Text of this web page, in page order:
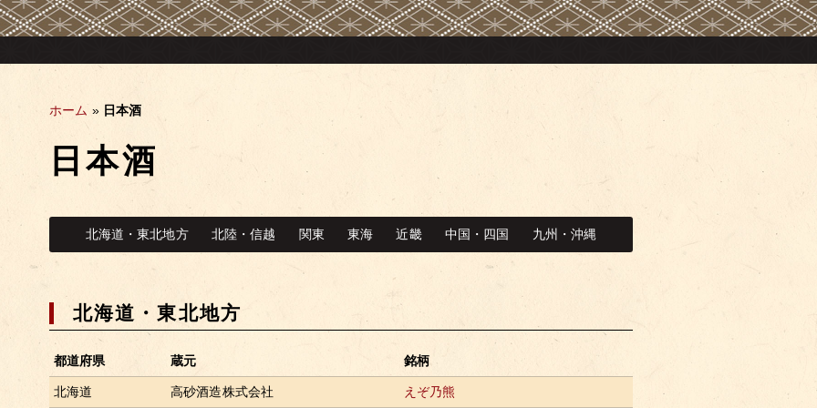
ホーム » 日本酒
日本酒
北海道・東北地方 北陸・信越 関東 東海 近畿 中国・四国 九州・沖縄
北海道・東北地方
都道府県 蔵元 銘柄
北海道 高砂酒造株式会社 えぞ乃熊